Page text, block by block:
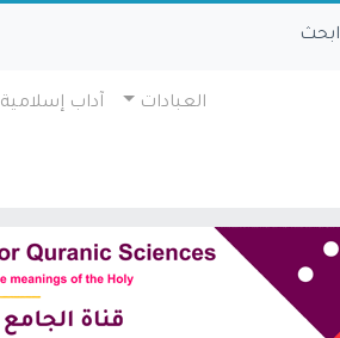
ابحث
العبادات آداب إسلامية